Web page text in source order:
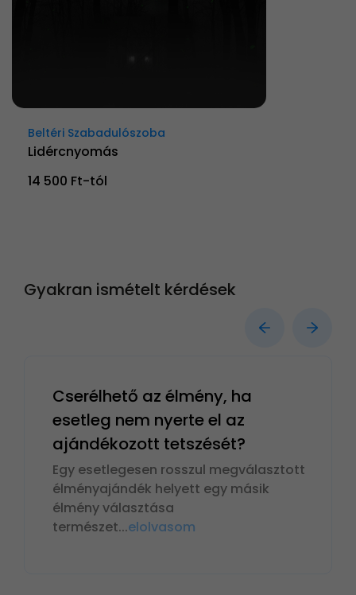
Beltéri Szabadulószoba
Lidércnyomás
14 500 Ft-tól
Gyakran ismételt kérdések
Cserélhető az élmény, ha
esetleg nem nyerte el az
ajándékozott tetszését?
Egy esetlegesen rosszul megválasztott
élményajándék helyett egy másik
élmény választása
természet...elolvasom